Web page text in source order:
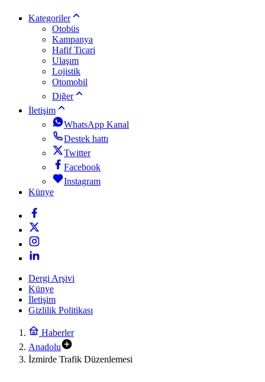
Kategoriler
Otobüs
Kampanya
Hafif Ticari
Ulaşım
Lojistik
Otomobil
Diğer
İletişim
WhatsApp Kanal
Destek hattı
Twitter
Facebook
Instagram
Künye
Dergi Arşivi
Künye
İletişim
Gizlilik Politikası
Haberler
Anadolu
İzmirde Trafik Düzenlemesi